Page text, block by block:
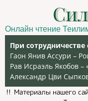
Онлайн чтение
При сотрудничестве
Гаон Янив Ассури –
Рав Исраэль Якобов
Александр Цви
‼️ Материалы нашего